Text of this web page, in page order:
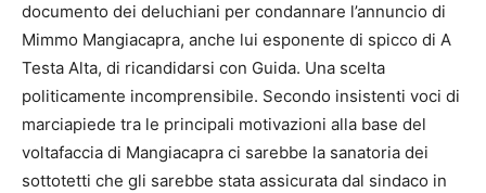
documento dei deluchiani per condannare l’annuncio di
Mimmo Mangiacapra, anche lui esponente di spicco di A
Testa Alta, di ricandidarsi con Guida. Una scelta
politicamente incomprensibile. Secondo insistenti voci di
marciapiede tra le principali motivazioni alla base del
voltafaccia di Mangiacapra ci sarebbe la sanatoria dei
sottotetti che gli sarebbe stata assicurata dal sindaco in